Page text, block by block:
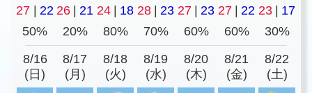
27 22 26 21 24 18 28 23 27 23 27 22 23
17
50%
20% 80% 70% 60% 60% 30%
8/16
(日)
8/17
(月)
8/18
(火)
8/19
(水)
8/20
(木)
8/21
(金)
8/22
(土)